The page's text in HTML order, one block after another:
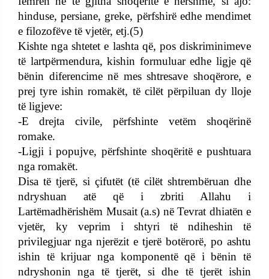
hinduse, persiane, greke, përfshirë edhe mendimet
e filozofëve të vjetër, etj.(5)
Kishte nga shtetet e lashta që, pos diskriminimeve
të lartpërmendura, kishin formuluar edhe ligje që
bënin diferencime në mes shtresave shoqërore, e
prej tyre ishin romakët, të cilët përpiluan dy lloje
të ligjeve:
-E drejta civile, përfshinte vetëm shoqërinë
romake.
-Ligji i popujve, përfshinte shoqëritë e pushtuara
nga romakët.
Disa të tjerë, si çifutët (të cilët shtrembëruan dhe
ndryshuan atë që i zbriti Allahu i
Lartëmadhërishëm Musait (a.s) në Tevrat dhiatën e
vjetër, ky veprim i shtyri të ndiheshin të
privilegjuar nga njerëzit e tjerë botërorë, po ashtu
ishin të krijuar nga komponentë që i bënin të
ndryshonin nga të tjerët, si dhe të tjerët ishin